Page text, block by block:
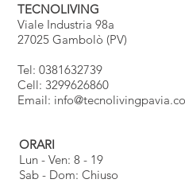
TECNOLIVING
Viale Industria 98a
27025 Gambolò (PV)
Tel: 0381632739
Cell: 3299626860
Email:
ORARI
Lun - Ven: 8 - 19
Sab - Dom: Chiuso